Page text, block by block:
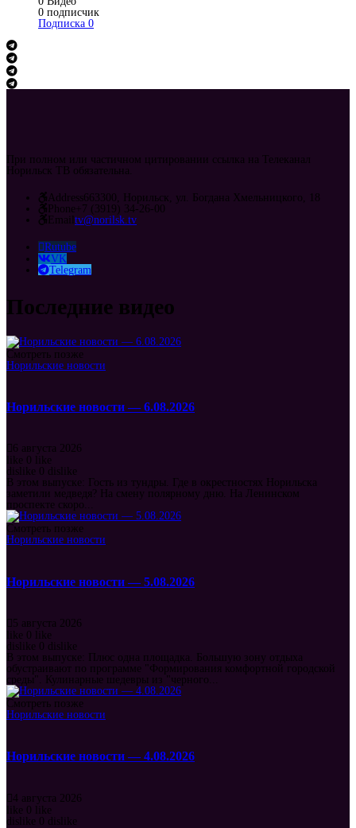
0 подписчик
Подписка 0
При полном или частичном цитировании ссылка на Телеканал
Норильск ТВ обязательна.
Address663300, Норильск, ул. Богдана Хмельницкого, 18
Phone +7 (3919) 34-26-00
Emailtv@norilsk.tv
Rutube
VK
Telegram
Последние видео
Смотреть позже
Норильские новости
Норильские новости — 6.08.2026
6 августа 2026
like
0
like
dislike
0 dislike
В этом выпуске: Гость из тундры. Где в окрестностях Норильска
заметили медведя? На смену полярному дню. На Ленинском
проспекте скоро...
Смотреть позже
Норильские новости
Норильские новости — 5.08.2026
5 августа 2026
like
0
like
dislike
0 dislike
В этом выпуске: Плюс одна площадка. Большую зону отдыха
обустраивают по программе "Формирования комфортной городской
среды". Кулинарные шедевры из "черного...
Смотреть позже
Норильские новости
Норильские новости — 4.08.2026
4 августа 2026
like
0 like
dislike
0 dislike